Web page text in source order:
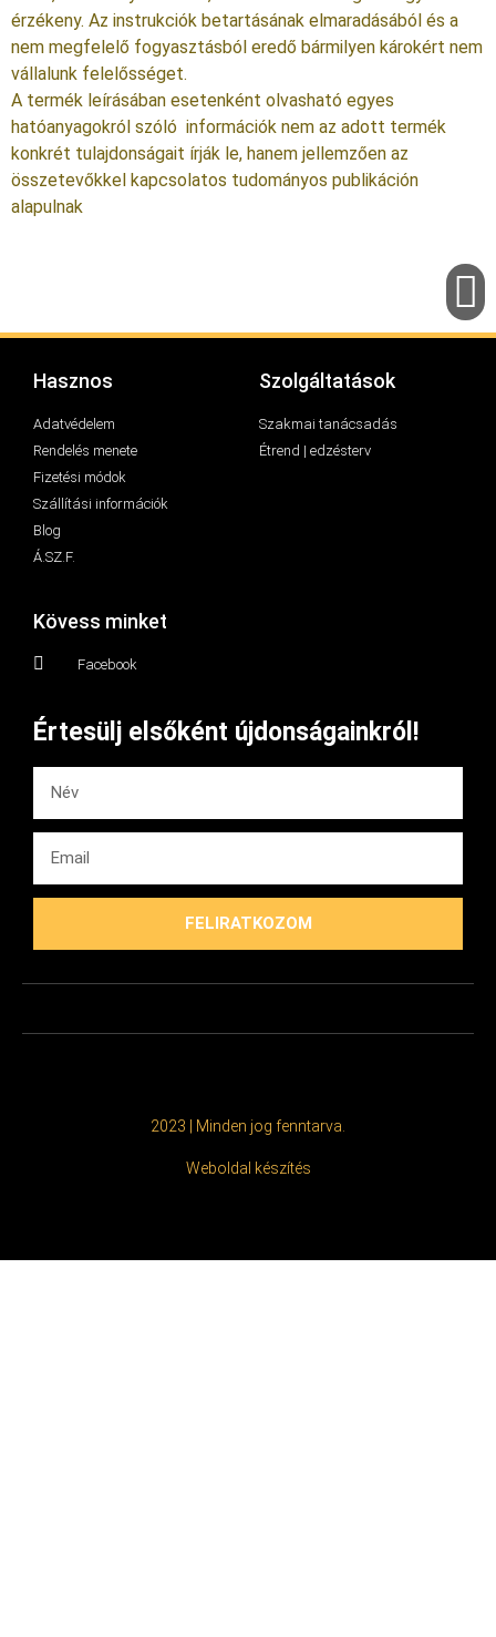
érzékeny. Az instrukciók betartásának elmaradásából és a
nem megfelelő fogyasztásból eredő bármilyen károkért nem
vállalunk felelősséget.
A termék leírásában esetenként olvasható egyes
hatóanyagokról szóló információk nem az adott termék
konkrét tulajdonságait írják le, hanem jellemzően az
összetevőkkel kapcsolatos tudományos publikáción
alapulnak
Hasznos
Adatvédelem
Rendelés menete
Fizetési módok
Szállítási információk
Blog
Á.SZ.F.
Szolgáltatások
Szakmai tanácsadás
Étrend | edzésterv
Kövess minket
Facebook
Értesülj elsőként újdonságainkról!
FELIRATKOZOM
2023 | Minden jog fenntarva.
Weboldal készítés